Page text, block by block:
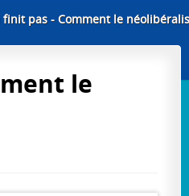
finit pas - Comment le
le